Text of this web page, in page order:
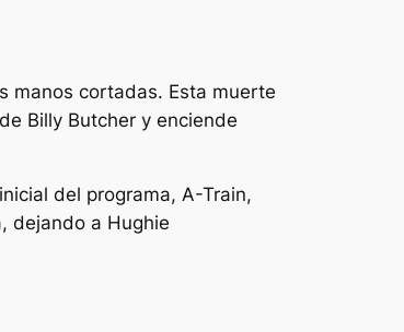
manos cortadas. Esta muerte
Billy Butcher y enciende
del programa, A-Train,
dejando a Hughie